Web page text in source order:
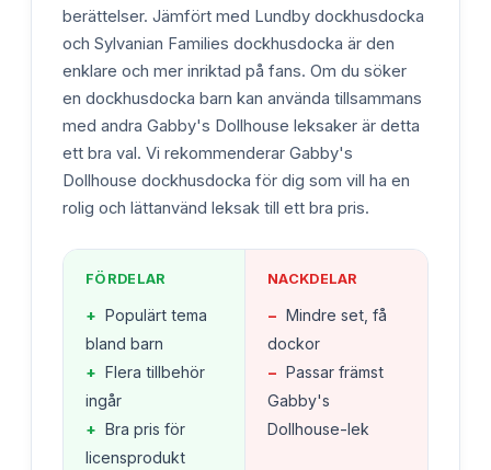
berättelser. Jämfört med Lundby dockhusdocka
och Sylvanian Families dockhusdocka är den
enklare och mer inriktad på fans. Om du söker
en dockhusdocka barn kan använda tillsammans
med andra Gabby's Dollhouse leksaker är detta
ett bra val. Vi rekommenderar Gabby's
Dollhouse dockhusdocka för dig som vill ha en
rolig och lättanvänd leksak till ett bra pris.
FÖRDELAR
+ Populärt tema
bland barn
+ Flera tillbehör
ingår
+ Bra pris för
licensprodukt
NACKDELAR
− Mindre set, få
dockor
− Passar främst
Gabby's
Dollhouse-lek